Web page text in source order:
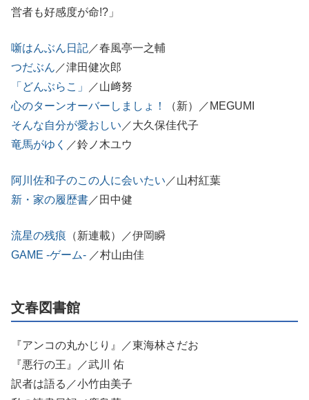
営者も好感度が命!?」
噺はんぶん日記／春風亭一之輔
つだぶん ／津田健次郎
「どんぶらこ」
／山﨑努
心のターンオーバーしましょ！
（新）／MEGUMI
そんな自分が愛おしい ／大久保佳代子
竜馬がゆく ／鈴ノ木ユウ
阿川佐和子のこの人に会いたい ／山村紅葉
新・家の履歴書／田中健
流星の残痕 （新連載）／伊岡瞬
GAME -ゲーム- ／村山由佳
文春図書館
『アンコの丸かじり』／東海林さだお
『悪行の王』／武川 佑
訳者は語る／小竹由美子